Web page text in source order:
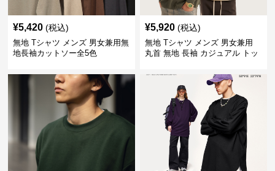
¥5,420 (税込)
無地 Tシャツ メンズ 男女兼用無
地長袖カットソー全5色
¥5,920 (税込)
無地 Tシャツ メンズ 男女兼用
丸首 無地 長袖 カジュアル トッ